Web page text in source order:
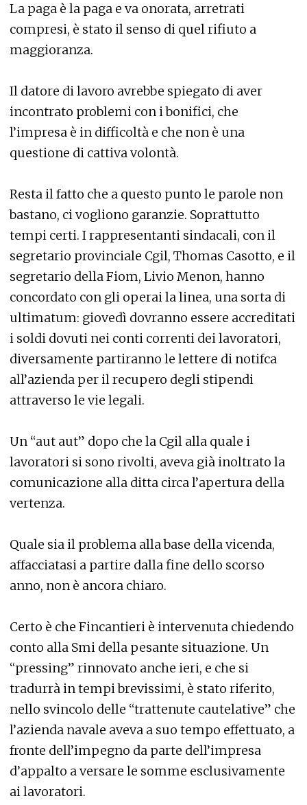
La paga è la paga e va onorata, arretrati
compresi, è stato il senso di quel rifiuto a
maggioranza.
Il datore di lavoro avrebbe spiegato di aver
incontrato problemi con i bonifici, che
l’impresa è in difficoltà e che non è una
questione di cattiva volontà.
Resta il fatto che a questo punto le parole non
bastano, ci vogliono garanzie. Soprattutto
tempi certi. I rappresentanti sindacali, con il
segretario provinciale Cgil, Thomas Casotto, e il
segretario della Fiom, Livio Menon, hanno
concordato con gli operai la linea, una sorta di
ultimatum: giovedì dovranno essere accreditati
i soldi dovuti nei conti correnti dei lavoratori,
diversamente partiranno le lettere di notifca
all’azienda per il recupero degli stipendi
attraverso le vie legali.
Un “aut aut” dopo che la Cgil alla quale i
lavoratori si sono rivolti, aveva già inoltrato la
comunicazione alla ditta circa l’apertura della
vertenza.
Quale sia il problema alla base della vicenda,
affacciatasi a partire dalla fine dello scorso
anno, non è ancora chiaro.
Certo è che Fincantieri è intervenuta chiedendo
conto alla Smi della pesante situazione. Un
“pressing” rinnovato anche ieri, e che si
tradurrà in tempi brevissimi, è stato riferito,
nello svincolo delle “trattenute cautelative” che
l’azienda navale aveva a suo tempo effettuato, a
fronte dell’impegno da parte dell’impresa
d’appalto a versare le somme esclusivamente
ai lavoratori.